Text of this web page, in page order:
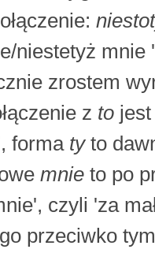
niestetyż
zrostem
z to
forma tyto
mnie to po
czyli 'za
przeciwko